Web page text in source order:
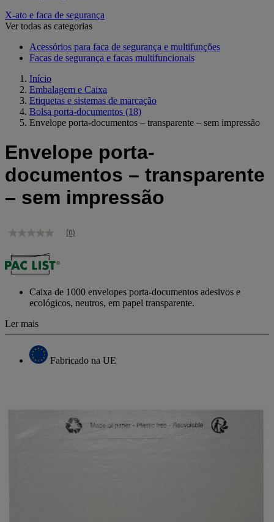
X-ato e faca de segurança
Ver todas as categorias
Acessórios para faca de segurança e multifunções
Facas de segurança e facas multifuncionais
Início
Embalagem e Caixa
Etiquetas e sistemas de marcação
Bolsa porta-documentos (18)
Envelope porta-documentos – transparente – sem impressão
Envelope porta-
documentos – transparente
– sem impressão
Sem
de
classificação
Link
mesma
(0)
Caixa de 1000 envelopes porta-documentos adesivos e
ecológicos, neutros, em papel transparente.
Ler mais
Fabricado na UE